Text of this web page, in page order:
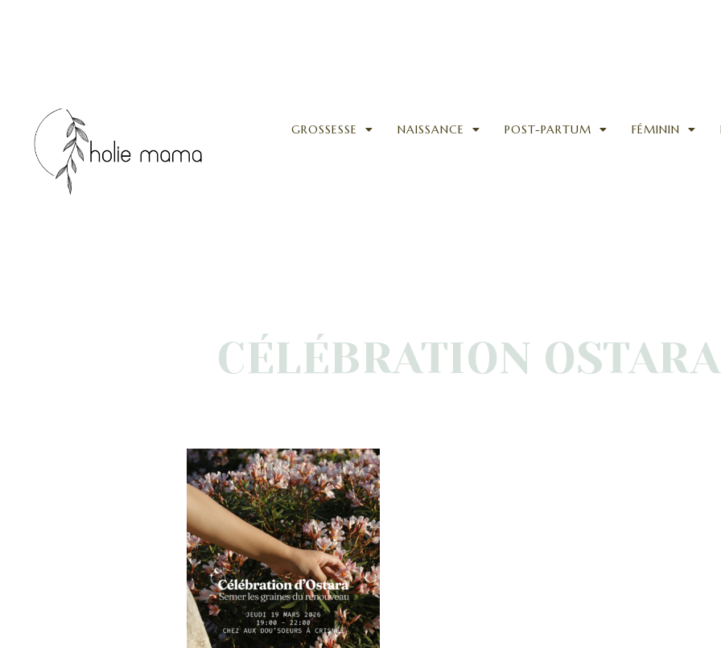
GROSSESSE NAISSANCE POST-PARTUM FÉMININ
CÉLÉBRATION